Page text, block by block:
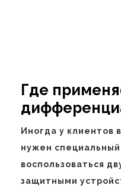
Где
Иногда у клиентов
нужен
воспользоваться
защитными